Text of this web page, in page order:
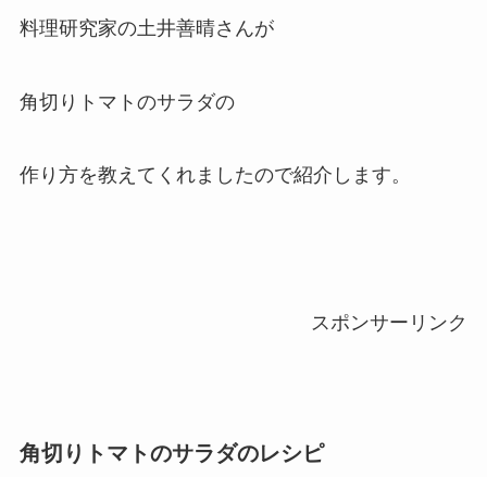
料理研究家の土井善晴さんが
角切りトマトのサラダの
作り方を教えてくれましたので紹介します。
スポンサーリンク
角切りトマトのサラダのレシピ